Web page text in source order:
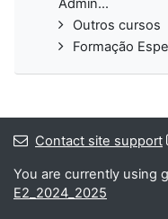
Admin...
Outros cursos
Formação
Contact site support
You are currently using
E2_2024_2025